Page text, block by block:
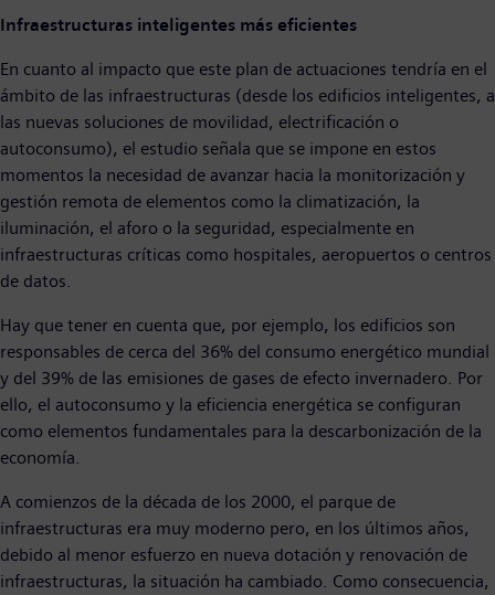
Infraestructuras inteligentes más eficientes
En cuanto al impacto que este plan de actuaciones tendría en el
ámbito de las infraestructuras (desde los edificios inteligentes, a
las nuevas soluciones de movilidad, electrificación o
autoconsumo), el estudio señala que se impone en estos
momentos la necesidad de avanzar hacia la monitorización y
gestión remota de elementos como la climatización, la
iluminación, el aforo o la seguridad, especialmente en
infraestructuras críticas como hospitales, aeropuertos o centros
de datos.
Hay que tener en cuenta que, por ejemplo, los edificios son
responsables de cerca del 36% del consumo energético mundial
y del 39% de las emisiones de gases de efecto invernadero. Por
ello, el autoconsumo y la eficiencia energética se configuran
como elementos fundamentales para la descarbonización de la
economía.
A comienzos de la década de los 2000, el parque de
infraestructuras era muy moderno pero, en los últimos años,
debido al menor esfuerzo en nueva dotación y renovación de
infraestructuras, la situación ha cambiado. Como consecuencia,